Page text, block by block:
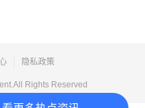
隐私政策
Rights Reserved